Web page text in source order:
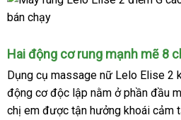
Hai động cơ rung mạnh mẽ 8
Dụng cụ massage nữ Lelo Elise 2
động cơ độc lập nằm ở phần đầu
chị em thảo
được tận hưởng khoái cảm